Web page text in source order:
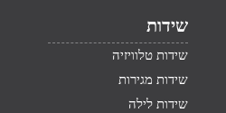
שידות
שידות טלוויזיה
שידות מגירות
שידות לילה